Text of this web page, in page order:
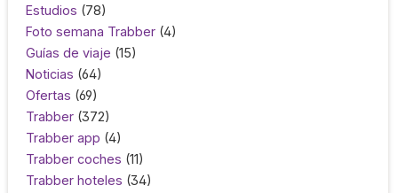
Estudios (78)
Foto semana Trabber (4)
Guías de viaje (15)
Noticias (64)
Ofertas (69)
Trabber (372)
Trabber app (4)
Trabber coches (11)
Trabber hoteles (34)